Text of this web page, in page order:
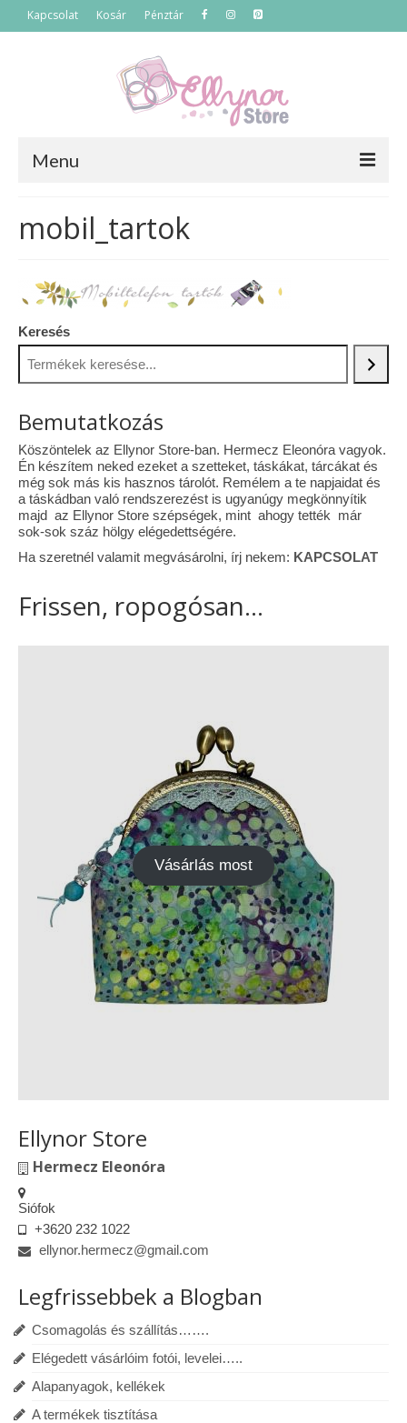
Kapcsolat Kosár Pénztár
Menu
Termékek
Szettek
Táskák
Tárcák
Szemüvegtokok
Zsebkendő tartók
Bankkártya tartók
Mobiltelefon tartók
Hasznos információk
Vásárok, ahol velem is találkozhattál…
Alapanyagok, kellékek
A termékek tisztítása
Ellynor története
Adatkezelési tájékoztató
mobil_tartok
Keresés
Bemutatkozás
Köszöntelek az Ellynor Store-ban. Hermecz Eleonóra vagyok.
Én készítem neked ezeket a szetteket, táskákat, tárcákat és
még sok más kis hasznos tárolót. Remélem a te napjaidat és
a táskádban való rendszerezést is ugyanúgy megkönnyítik
majd az Ellynor Store szépségek, mint ahogy tették már
sok-sok száz hölgy elégedettségére.
Ha szeretnél valamit megvásárolni, írj nekem: KAPCSOLAT
Frissen, ropogósan...
Vásárlás most
Ellynor Store
Hermecz Eleonóra
Siófok
+3620 232 1022
ellynor.hermecz@gmail.com
Legfrissebbek a Blogban
Csomagolás és szállítás…….
Elégedett vásárlóim fotói, levelei…..
Alapanyagok, kellékek
A termékek tisztítása